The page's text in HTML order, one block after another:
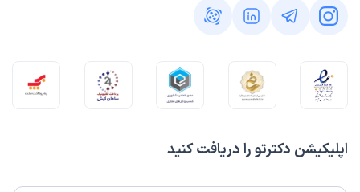
اپلیکیشن دکترتو را دریافت کنید